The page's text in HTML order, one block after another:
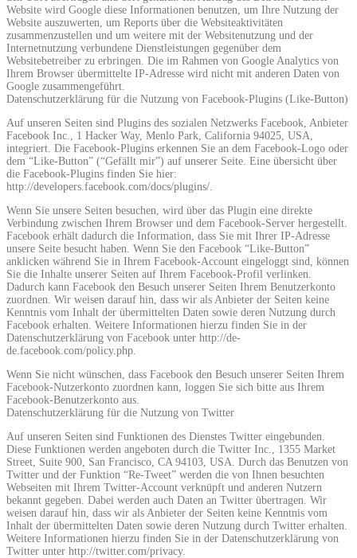
Website wird Google diese Informationen benutzen, um Ihre Nutzung der
Website auszuwerten, um Reports über die Websiteaktivitäten
zusammenzustellen und um weitere mit der Websitenutzung und der
Internetnutzung verbundene Dienstleistungen gegenüber dem
Websitebetreiber zu erbringen. Die im Rahmen von Google Analytics von
Ihrem Browser übermittelte IP-Adresse wird nicht mit anderen Daten von
Google zusammengeführt.
Datenschutzerklärung für die Nutzung von Facebook-Plugins (Like-Button)
Auf unseren Seiten sind Plugins des sozialen Netzwerks Facebook, Anbieter
Facebook Inc., 1 Hacker Way, Menlo Park, California 94025, USA,
integriert. Die Facebook-Plugins erkennen Sie an dem Facebook-Logo oder
dem “Like-Button” (“Gefällt mir”) auf unserer Seite. Eine übersicht über
die Facebook-Plugins finden Sie hier:
http://developers.facebook.com/docs/plugins/.
Wenn Sie unsere Seiten besuchen, wird über das Plugin eine direkte
Verbindung zwischen Ihrem Browser und dem Facebook-Server hergestellt.
Facebook erhält dadurch die Information, dass Sie mit Ihrer IP-Adresse
unsere Seite besucht haben. Wenn Sie den Facebook “Like-Button”
anklicken während Sie in Ihrem Facebook-Account eingeloggt sind, können
Sie die Inhalte unserer Seiten auf Ihrem Facebook-Profil verlinken.
Dadurch kann Facebook den Besuch unserer Seiten Ihrem Benutzerkonto
zuordnen. Wir weisen darauf hin, dass wir als Anbieter der Seiten keine
Kenntnis vom Inhalt der übermittelten Daten sowie deren Nutzung durch
Facebook erhalten. Weitere Informationen hierzu finden Sie in der
Datenschutzerklärung von Facebook unter http://de-
de.facebook.com/policy.php.
Wenn Sie nicht wünschen, dass Facebook den Besuch unserer Seiten Ihrem
Facebook-Nutzerkonto zuordnen kann, loggen Sie sich bitte aus Ihrem
Facebook-Benutzerkonto aus.
Datenschutzerklärung für die Nutzung von Twitter
Auf unseren Seiten sind Funktionen des Dienstes Twitter eingebunden.
Diese Funktionen werden angeboten durch die Twitter Inc., 1355 Market
Street, Suite 900, San Francisco, CA 94103, USA. Durch das Benutzen von
Twitter und der Funktion “Re-Tweet” werden die von Ihnen besuchten
Webseiten mit Ihrem Twitter-Account verknüpft und anderen Nutzern
bekannt gegeben. Dabei werden auch Daten an Twitter übertragen. Wir
weisen darauf hin, dass wir als Anbieter der Seiten keine Kenntnis vom
Inhalt der übermittelten Daten sowie deren Nutzung durch Twitter erhalten.
Weitere Informationen hierzu finden Sie in der Datenschutzerklärung von
Twitter unter http://twitter.com/privacy.